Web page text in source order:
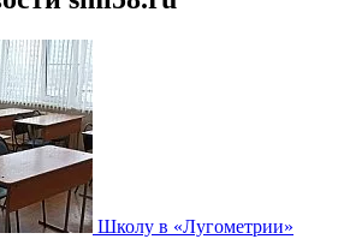
Школу в «Лугометрии»